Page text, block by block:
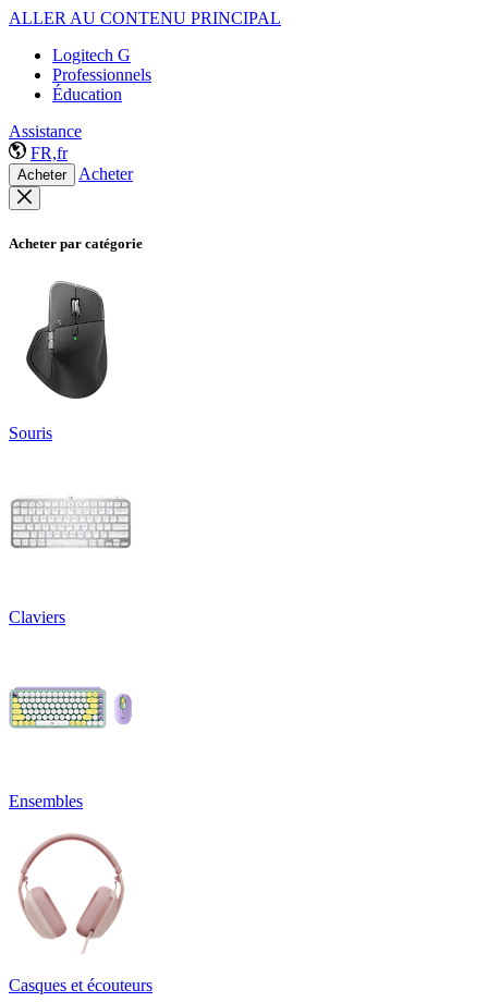
ALLER AU CONTENU PRINCIPAL
Logitech G
Professionnels
Éducation
Assistance
FR,fr
Acheter Acheter
Acheter par catégorie
Souris
Claviers
Ensembles
Casques et écouteurs